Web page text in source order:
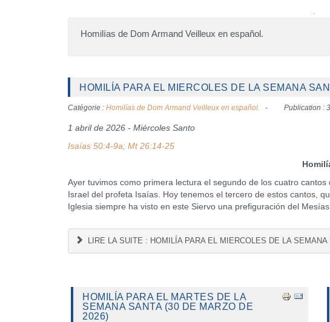
Homilías de Dom Armand Veilleux en español.
HOMILÍA PARA EL MIERCOLES DE LA SEMANA
Catégorie : Homilías de Dom Armand Veilleux en español. Publication :
1 abril de 2026 - Miércoles Santo
Isaías 50:4-9a; Mt 26:14-25
Ayer tuvimos como primera lectura el segundo de los cuatro
Israel del profeta Isaías. Hoy tenemos el tercero de estos cantos,
Iglesia siempre ha visto en este Siervo una prefiguración del
LIRE LA SUITE : HOMILÍA PARA EL MIERCOLES DE LA
HOMILÍA PARA EL MARTES DE LA
SEMANA SANTA (30 DE MARZO DE
2026)